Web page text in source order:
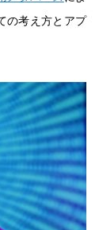
の考え方とアプ